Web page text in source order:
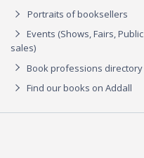
Portraits of booksellers
Events (Shows, Fairs, Public
sales)
Book professions directory
Find our books on Addall